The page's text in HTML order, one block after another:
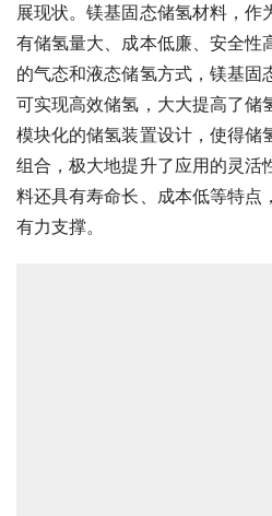
展现状。镁基固态储氢材料，作
有储氢量大、成本低廉、安全性
的气态和液态储氢方式，镁基固
可实现高效储氢，大大提高了储
模块化的储氢装置设计，使得储
组合，极大地提升了应用的灵活
料还具有寿命长、成本低等特点
有力支撑。